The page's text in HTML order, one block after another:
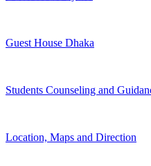
Guest House Dhaka
Students Counseling and
Location, Maps and Direction